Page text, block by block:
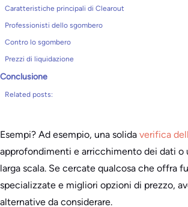
Caratteristiche principali di Clearout
Professionisti dello sgombero
Contro lo sgombero
Prezzi di liquidazione
Conclusione
Related posts:
Esempi? Ad esempio, una solida verifica
approfondimenti e arricchimento dei dati o
larga scala. Se cercate qualcosa che offra
specializzate e migliori opzioni di prezzo,
alternative da considerare.